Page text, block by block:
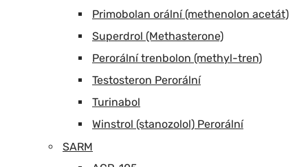
Primobolan orální (methenolon acetát)
Superdrol (Methasterone)
Perorální trenbolon (methyl-tren)
Testosteron Perorální
Turinabol
Winstrol (stanozolol) Perorální
SARM